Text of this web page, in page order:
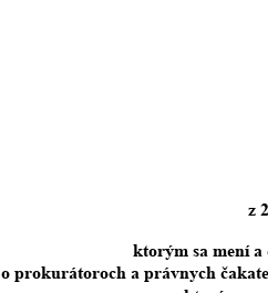
z
ktorým sa mení a
o prokurátoroch a právnych